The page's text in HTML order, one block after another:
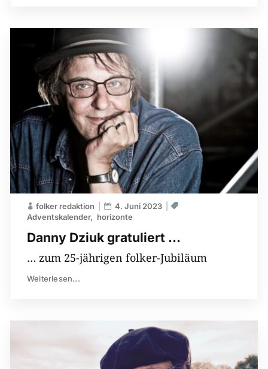
Danny Dziuk gratuliert …
folker redaktion
4. Juni 2023
Adventskalender
horizonte
… zum 25-jährigen folker-Jubiläum
Weiterlesen...